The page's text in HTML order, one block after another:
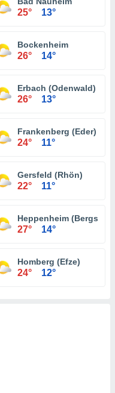
25° 13°
Bockenheim
26° 14°
Erbach (Odenwald)
26° 13°
Frankenberg (Eder)
24° 11°
Gersfeld (Rhön)
22° 11°
Heppenheim
27° 14°
Homberg (Efze)
24° 12°